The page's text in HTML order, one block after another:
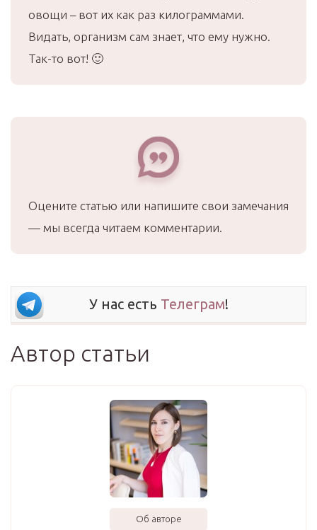
овощи – вот их как раз килограммами.
Видать, организм сам знает, что ему нужно.
Так-то вот! 🙂
Оцените статью или напишите свои замечания
— мы всегда читаем комментарии.
У нас есть Телеграм!
Автор статьи
Об авторе